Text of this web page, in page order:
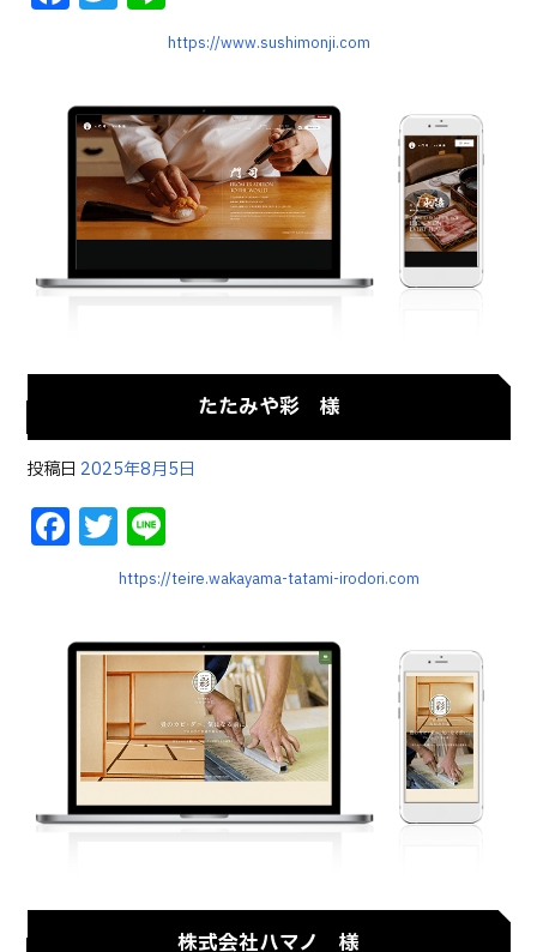
a
e
b
o
o
k
w
te
r
n
e
https://www.sushimonji.com
たたみや彩 様
投稿日 2025年8月5日
F
a
e
o
k
T
w
it
te
r
n
e
https://teire.wakayama-tatami-irodori.com
株式会社ハマノ 様